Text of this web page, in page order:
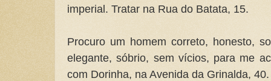
imperial. Tratar na Rua do Batata, 15.
Procuro um homem correto, honesto,
elegante, sóbrio, sem vícios, para me
com Dorinha, na Avenida da Grinalda,